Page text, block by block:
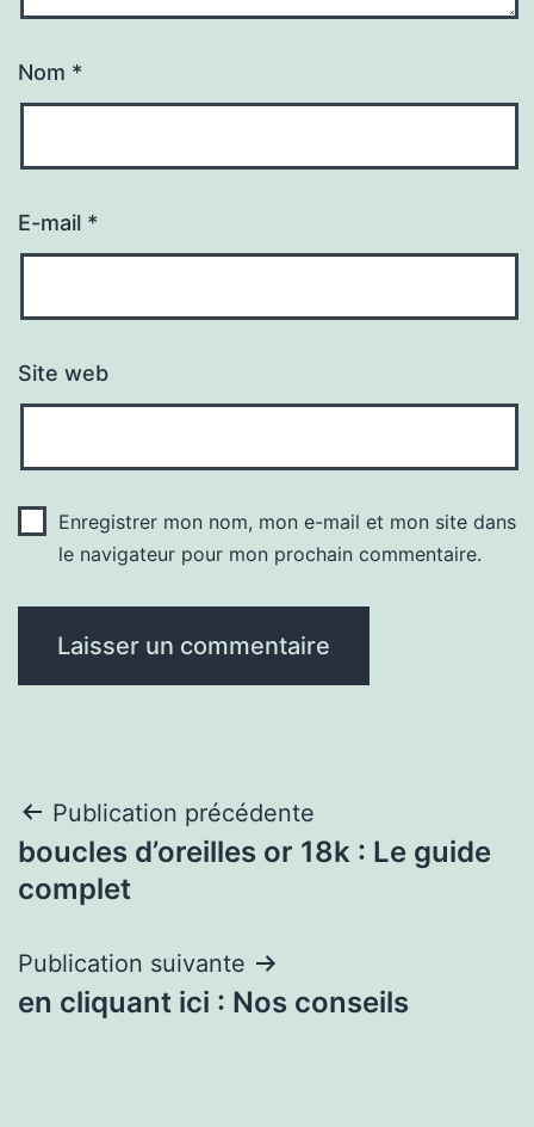
Nom *
E-mail *
Site web
Enregistrer mon nom, mon e-mail et mon site dans
le navigateur pour mon prochain commentaire.
Navigation
de
Publication précédente
boucles d’oreilles or 18k : Le guide
complet
Publication suivante
en cliquant ici : Nos conseils